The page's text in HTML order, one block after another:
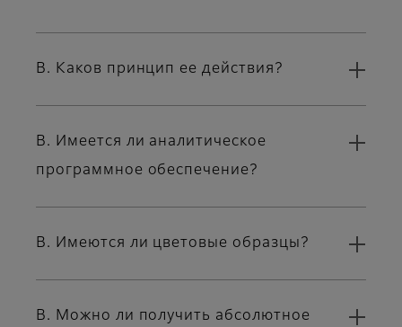
В. Каков принцип ее действия?
В. Имеется ли аналитическое
программное обеспечение?
В. Имеются ли цветовые образцы?
В. Можно ли получить абсолютное